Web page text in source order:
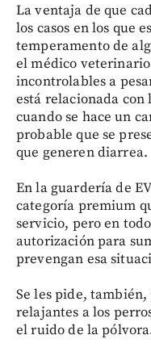
La ventaja de que
los casos en los que
temperamento de
el médico
incontrolables a
está relacionada
cuando se hace un
probable que se
que generen diarrea.
En la guardería de
categoría premium
servicio, pero en
autorización para
prevengan esa
Se les pide,
relajantes a los
el ruido de la